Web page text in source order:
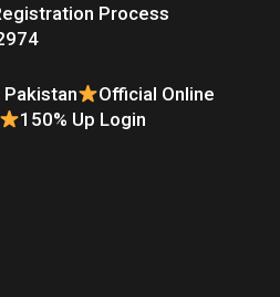
Process
Official Online
150% Up Login